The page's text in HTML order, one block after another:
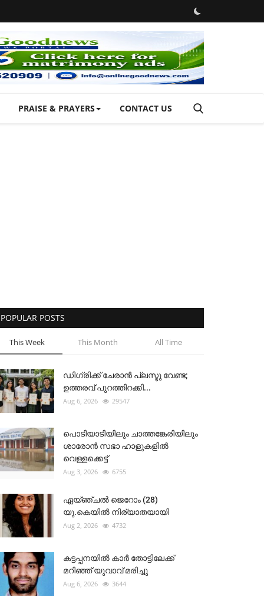
PRAISE & PRAYERS CONTACT US
POPULAR POSTS
This Week This Month All Time
ഡിഗ്രിക്ക് ചേരാന്‍ പ്ലസ്ടു വേണ്ട;
ഉത്തരവ് പുറത്തിറക്കി...
Aug 6, 2026 29547
പൊടിയാടിയിലും ചാത്തങ്കേരിയിലും
ശാരോൻ സഭാ ഹാളുകളിൽ
വെള്ളക്കെട്ട്
Aug 3, 2026 6755
ഏയ്ഞ്ചൽ ജെറോം (28)
യു.കെയിൽ നിര്യാതയായി
Aug 2, 2026 4732
കട്ടപ്പനയിൽ കാർ തോട്ടിലേക്ക്
മറിഞ്ഞ് യുവാവ് മരിച്ചു
Aug 6, 2026 3644